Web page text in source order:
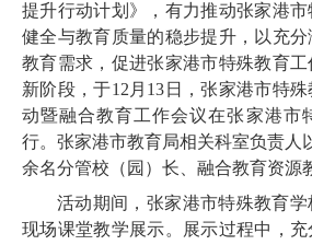
提升行动计划》，有力推动张家港
健全与教育质量的稳步提升，以充
教育需求，促进张家港市特殊教育
新阶段，于12月13日，张家港市特
动暨融合教育工作会议在张家港市
行。张家港市教育局相关科室负责人
余名分管校（园）长、融合教育资源
活动期间，张家港市特殊教育
现场课堂教学展示。展示过程中，